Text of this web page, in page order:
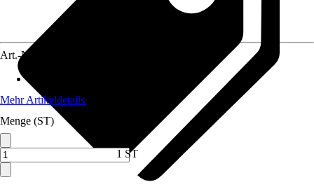
Art.-Nr.
Mehr Artikeldetails
Menge (ST)
1 ST